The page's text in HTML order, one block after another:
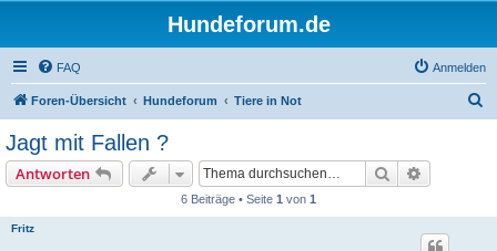
Hundeforum.de
FAQ Anmelden
Foren-Übersicht Hundeforum Tiere in Not
Jagt mit Fallen ?
Antworten Suche
6 Beiträge • Seite 1 von 1
Fritz